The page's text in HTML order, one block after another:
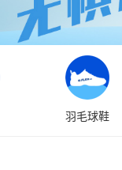
羽毛球鞋